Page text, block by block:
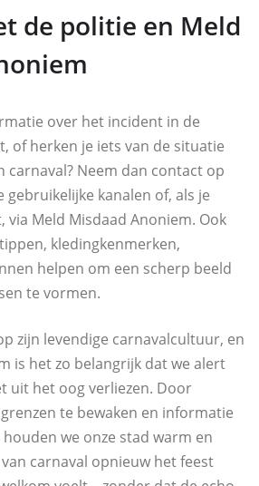
de politie en Meld
over het incident in de
of herken je iets van de situatie
Neem dan contact op
gebruikelijke kanalen of, als je
via Meld Misdaad Anoniem. Ook
kledingkenmerken,
helpen om een scherp beeld
te vormen.
zijn levendige carnavalcultuur, en
is het zo belangrijk dat we alert
uit het oog verliezen. Door
te bewaken en informatie
we onze stad warm en
carnaval opnieuw het feest